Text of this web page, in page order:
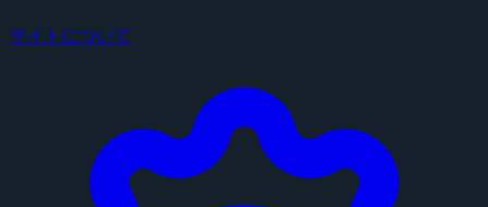
サイトについて